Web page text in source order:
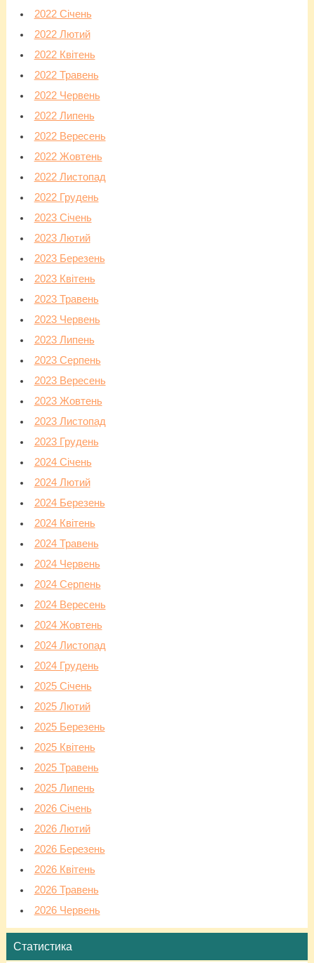
2022 Січень
2022 Лютий
2022 Квітень
2022 Травень
2022 Червень
2022 Липень
2022 Вересень
2022 Жовтень
2022 Листопад
2022 Грудень
2023 Січень
2023 Лютий
2023 Березень
2023 Квітень
2023 Травень
2023 Червень
2023 Липень
2023 Серпень
2023 Вересень
2023 Жовтень
2023 Листопад
2023 Грудень
2024 Січень
2024 Лютий
2024 Березень
2024 Квітень
2024 Травень
2024 Червень
2024 Серпень
2024 Вересень
2024 Жовтень
2024 Листопад
2024 Грудень
2025 Січень
2025 Лютий
2025 Березень
2025 Квітень
2025 Травень
2025 Липень
2026 Січень
2026 Лютий
2026 Березень
2026 Квітень
2026 Травень
2026 Червень
Статистика